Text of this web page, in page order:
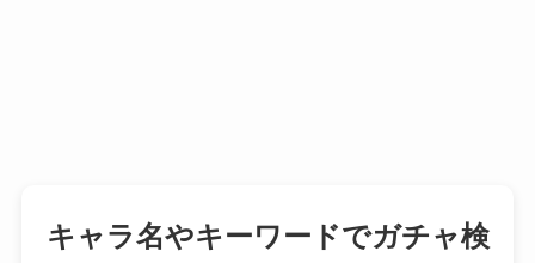
キャラ名やキーワードでガチャ検